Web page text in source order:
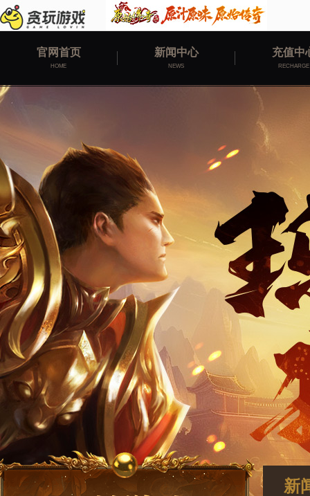
官网首页
HOME
新闻中心
NEWS
充值中
RECHARGE
新